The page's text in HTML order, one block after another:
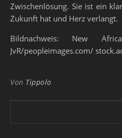
Zwischenlösung. Sie ist ein
Zukunft hat und Herz verlangt.
Bildnachweis: New
JvR/peopleimages.com/
Von Tippolo